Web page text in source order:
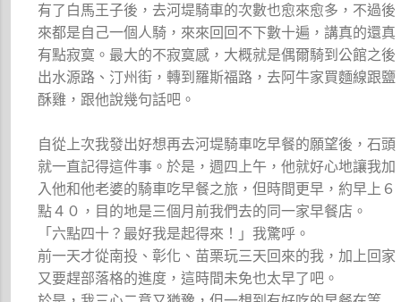
有了白馬王子後，去河堤騎車的次數也愈來愈多，不過後
來都是自己一個人騎，來來回回不下數十遍，講真的還真
有點寂寞。最大的不寂寞感，大概就是偶爾騎到公館之後
出水源路、汀州街，轉到羅斯福路，去阿牛家買麵線跟鹽
酥雞，跟他說幾句話吧。
自從上次我發出好想再去河堤騎車吃早餐的願望後，石頭
就一直記得這件事。於是，週四上午，他就好心地讓我加
入他和他老婆的騎車吃早餐之旅，但時間更早，約早上６
點４０，目的地是三個月前我們去的同一家早餐店。
「六點四十？最好我是起得來！」我驚呼。
前一天才從南投、彰化、苗栗玩三天回來的我，加上回家
又要趕部落格的進度，這時間未免也太早了吧。